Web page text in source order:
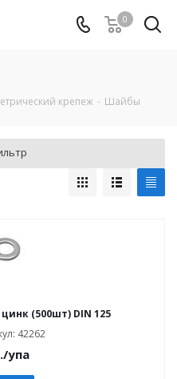
0
крепеж - Шайбы
(500шт) DIN 125
42262
/упа